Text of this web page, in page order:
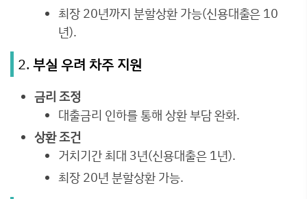
최장 20년까지 분할상환 가능(신용대출은 10
년).
2. 부실 우려 차주 지원
금리 조정
대출금리 인하를 통해 상환 부담 완화.
상환 조건
거치기간 최대 3년(신용대출은 1년).
최장 20년 분할상환 가능.